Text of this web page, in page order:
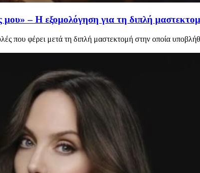
μου» – Η εξομολόγηση για τη διπλή
που φέρει μετά τη διπλή μαστεκτομή στην οποία